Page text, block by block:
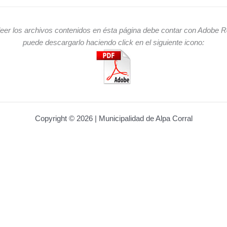
los archivos contenidos en ésta página debe contar con Adobe
puede descargarlo haciendo click en el siguiente icono:
Copyright © 2026 | Municipalidad de Alpa Corral